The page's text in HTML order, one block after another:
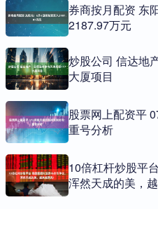
券商按月配资 东
2187.97万元
炒股公司 信达地
大厦项目
股票网上配资平
重号分析
10倍杠杆炒股平
浑然天成的美，